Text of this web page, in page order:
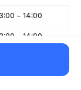
~ 14:00
~ 14:00